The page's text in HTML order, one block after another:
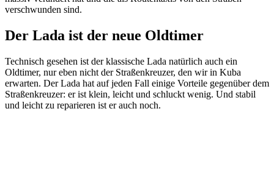
verschwunden sind.
Der Lada ist der neue Oldtimer
Technisch gesehen ist der klassische Lada natürlich auch ein
Oldtimer, nur eben nicht der Straßenkreuzer, den wir in Kuba
erwarten. Der Lada hat auf jeden Fall einige Vorteile gegenüber dem
Straßenkreuzer: er ist klein, leicht und schluckt wenig. Und stabil
und leicht zu reparieren ist er auch noch.